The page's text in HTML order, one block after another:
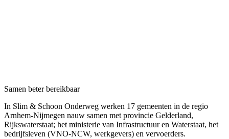
Samen beter bereikbaar
In Slim & Schoon Onderweg werken 17 gemeenten in de regio
Arnhem-Nijmegen nauw samen met provincie Gelderland,
Rijkswaterstaat; het ministerie van Infrastructuur en Waterstaat, het
bedrijfsleven (VNO-NCW, werkgevers) en vervoerders.